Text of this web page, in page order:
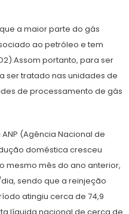
a maior parte do gás
ao petróleo e tem
portanto, para ser
ser tratado nas unidades de
de processamento de gás
(Agência Nacional de
doméstica cresceu
mesmo mês do ano anterior,
sendo que a reinjeção
atingiu cerca de 74,9